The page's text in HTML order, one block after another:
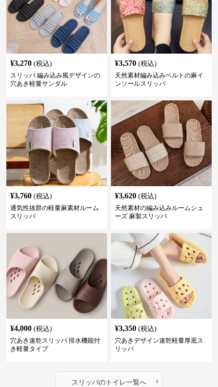
¥3,270 (税込)
スリッパ 編み込み風デザインの
穴あき軽量サンダル
¥3,570 (税込)
天然素材編み込みベルトの麻イ
ンソールスリッパ
¥3,760 (税込)
通気性抜群の軽量麻素材ルーム
スリッパ
¥3,620 (税込)
天然素材の編み込みルームシュ
ーズ 麻製スリッパ
¥4,000 (税込)
穴あき速乾スリッパ 排水機能付
き軽量タイプ
¥3,350 (税込)
穴あきデザイン速乾軽量厚底ス
リッパ
スリッパのトイレ一覧へ ›